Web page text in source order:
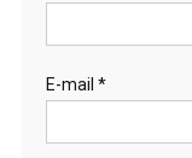
E-mail *